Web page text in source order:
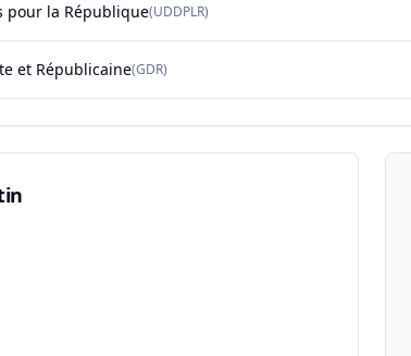
pour la République(UDDPLR)
et Républicaine(GDR)